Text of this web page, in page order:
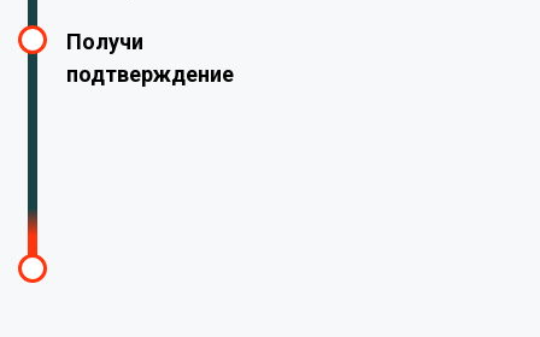
Получи
подтверждение